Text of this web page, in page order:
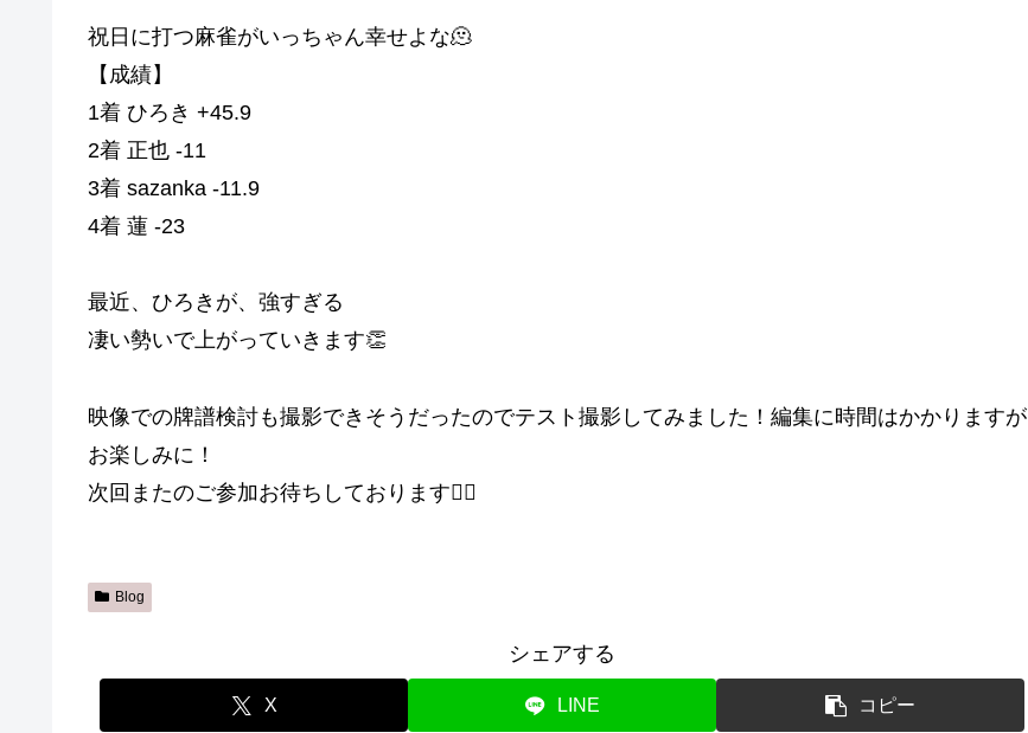
祝日に打つ麻雀がいっちゃん幸せよな🫠
【成績】
1着 ひろき +45.9
2着 正也 -11
3着 sazanka -11.9
4着 蓮 -23
最近、ひろきが、強すぎる
凄い勢いで上がっていきます👏
映像での牌譜検討も撮影できそうだったのでテスト撮影してみました！編集に時間はかかりますが
お楽しみに！
次回またのご参加お待ちしております🙇‍♀️
Blog
シェアする
X LINE コピー